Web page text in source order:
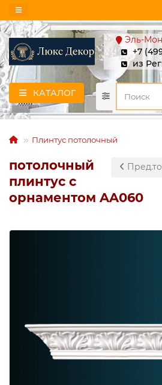
Эль-
+7
из
КАТАЛОГ
Плинтус потолочный
потолочный
плинтус с
орнаментом AA060